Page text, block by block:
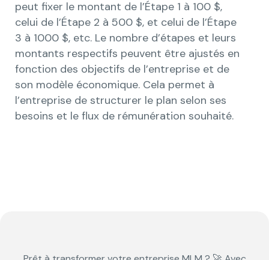
peut fixer le montant de l’Étape 1 à 100 $,
celui de l’Étape 2 à 500 $, et celui de l’Étape
3 à 1000 $, etc. Le nombre d’étapes et leurs
montants respectifs peuvent être ajustés en
fonction des objectifs de l’entreprise et de
son modèle économique. Cela permet à
l’entreprise de structurer le plan selon ses
besoins et le flux de rémunération souhaité.